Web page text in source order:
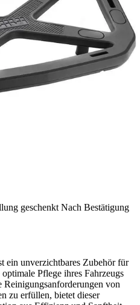
geschenkt Nach Bestätigung
ein unverzichtbares Zubehör für
Pflege ihres Fahrzeugs
von
zu erfüllen, bietet dieser